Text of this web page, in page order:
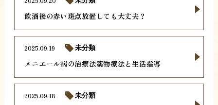
飲酒後の赤い斑点放置しても大丈夫？
メニエール病の治療法薬物療法と生活指導
2025.09.19 未分類
2025.09.18 未分類